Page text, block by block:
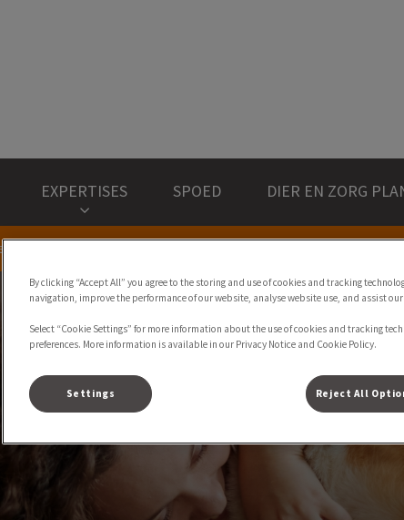
EXPERTISES SPOED DIER EN ZORG
weer geopend. Voor de openingstijden
By clicking “Accept All” you agree to the storing and use of cookies and tracking
navigation, improve the performance of our website, analyse website use, and assist
Select “Cookie Settings” for more information about the use of cookies and tracking
preferences. More information is available in our Privacy Notice and Cookie Policy.
Settings Reject All